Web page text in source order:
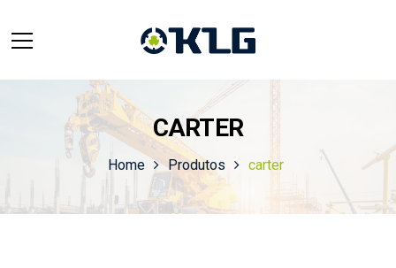
CARTER
Home Produtos carter